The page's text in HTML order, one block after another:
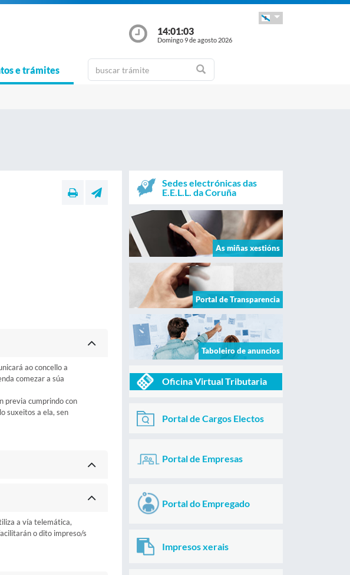
14:01:03
Domingo 9 de agosto 2026
e trámites
ao concello a
comezar a súa
previa cumprindo con
suxeitos a ela, sen
a vía telemática,
o dito impreso/s
Sedes electrónicas das
E.E.L.L. da Coruña
As miñas xestións
Portal de Transparencia
Taboleiro de anuncios
Oficina Virtual Tributaria
Portal de Cargos Electos
Portal de Empresas
Portal do Empregado
Impresos xerais